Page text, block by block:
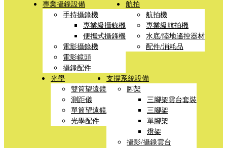
專業攝錄設備
手持攝錄機
專業級攝錄機
便攜式攝錄機
電影攝錄機
電影鏡頭
攝錄配件
航拍
航拍機
專業級航拍機
水底/陸地遙控器材
配件/消耗品
光學
雙筒望遠鏡
測距儀
單筒望遠鏡
光學配件
支撐系統設備
腳架
三腳架雲台套裝
三腳架
單腳架
燈架
攝影/攝錄雲台